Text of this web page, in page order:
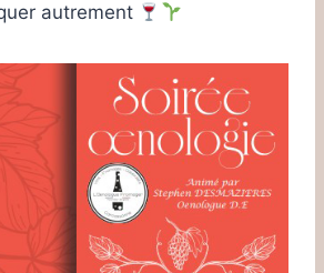
autrement